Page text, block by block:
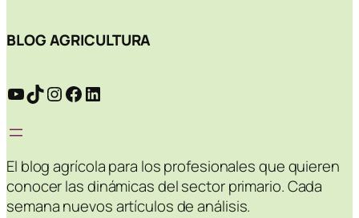
BLOG AGRICULTURA
YouTube
TikTok
Instagram
Facebook
LinkedIn
El blog agrícola para los profesionales que quieren
conocer las dinámicas del sector primario. Cada
semana nuevos artículos de análisis.